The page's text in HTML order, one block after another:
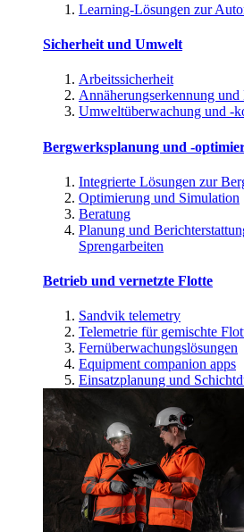
Learning-Lösungen zur
Sicherheit und Umwelt
Arbeitssicherheit
Annäherungserkennung
Umweltüberwachung und -
Bergwerksplanung und -
Integrierte Lösungen zur
Optimierung und Simulation
Beratung
Planung und
Sprengarbeiten
Betrieb und vernetzte Flotte
Sandvik telemetry
Telemetrie für gemischte
Fernüberwachungslösungen
Equipment companion apps
Einsatzplanung und